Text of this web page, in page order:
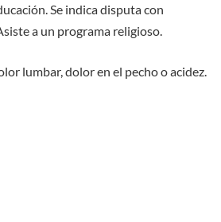
Se indica disputa con
a un programa religioso.
lumbar, dolor en el pecho o acidez.